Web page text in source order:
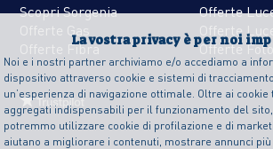
La vostra privacy è per noi
Noi e i nostri partner archiviamo e/o accediamo a
dispositivo attraverso cookie e sistemi di
un’esperienza di navigazione ottimale. Oltre ai
aggregati indispensabili per il funzionamento del
potremmo utilizzare cookie di profilazione e di
aiutano a migliorare i contenuti, mostrare annunci
Scopri Sorgenia
Offerte
Offerte Gas
Offerte
Offerte Fibra
Offerte